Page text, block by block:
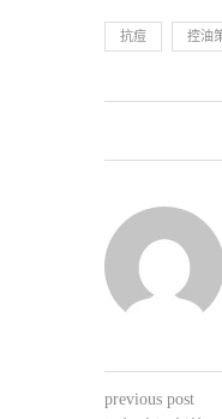
抗痘 控油
previous post